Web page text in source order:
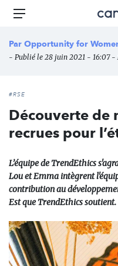
Aller
principal
des
Menu
Par Opportunity for
- Publié le 28 juin 2021 - 16:07
#RSE
Découverte de
recrues pour
L’équipe de TrendEthics
Lou et Emma intègrent
contribution au
Est que TrendEthics soutient.